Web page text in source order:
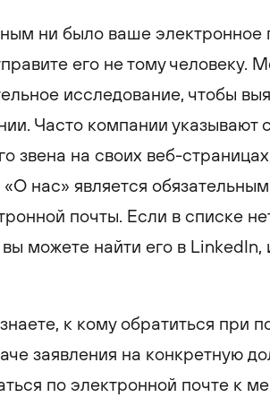
ни было ваше электронное
его не тому человеку.
исследование, чтобы
Часто компании указывают
звена на своих веб-
нас» является
почты. Если в списке
можете найти его в LinkedIn,
к кому обратиться при
заявления на конкретную
по электронной почте к